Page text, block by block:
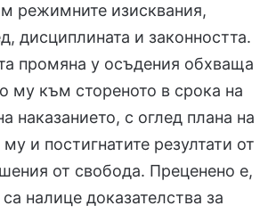
режимните изисквания,
дисциплината и законността.
промяна у осъдения обхваща
му към стореното в срока на
наказанието, с оглед плана на
и постигнатите резултати от
от свобода. Преценено е,
налице доказателства за